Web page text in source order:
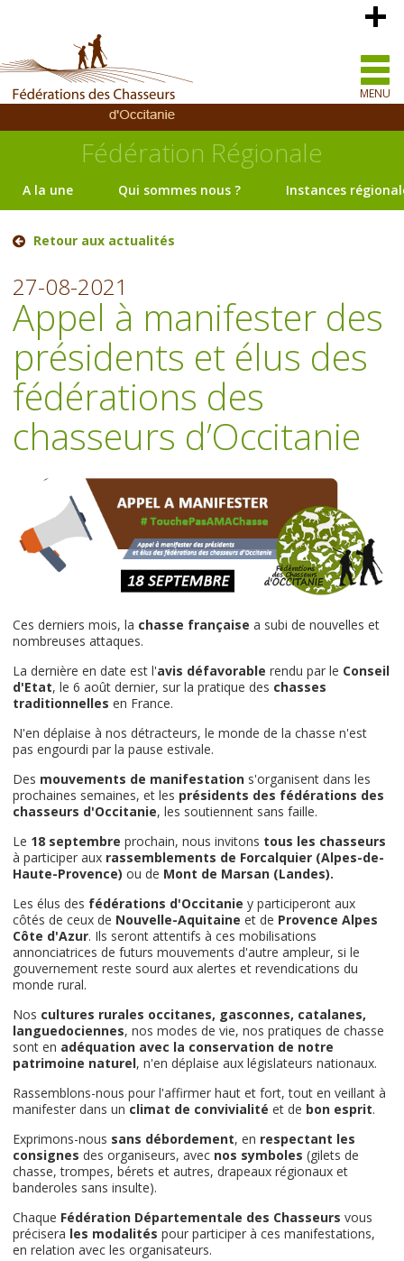
MENU
Fédération Régionale
A la une Qui sommes nous ? Instances
Retour aux actualités
27-08-2021
Appel à manifester des
présidents et élus des
fédérations des
chasseurs d’Occitanie
Ces derniers mois, la chasse française a subi de nouvelles et
nombreuses attaques.
La dernière en date est l'avis défavorable rendu par le Conseil
d'Etat, le 6 août dernier, sur la pratique des chasses
traditionnelles en France.
N'en déplaise à nos détracteurs, le monde de la chasse n'est
pas engourdi par la pause estivale.
Des mouvements de manifestation s'organisent dans les
prochaines semaines, et les présidents des fédérations des
chasseurs d'Occitanie, les soutiennent sans faille.
Le 18 septembre prochain, nous invitons tous les chasseurs
à participer aux rassemblements de Forcalquier (Alpes-de-
Haute-Provence) ou de Mont de Marsan (Landes).
Les élus des fédérations d'Occitanie y participeront aux
côtés de ceux de Nouvelle-Aquitaine et de Provence Alpes
Côte d'Azur. Ils seront attentifs à ces mobilisations
annonciatrices de futurs mouvements d'autre ampleur, si le
gouvernement reste sourd aux alertes et revendications du
monde rural.
Nos cultures rurales occitanes, gasconnes, catalanes,
languedociennes, nos modes de vie, nos pratiques de chasse
sont en adéquation avec la conservation de notre
patrimoine naturel, n'en déplaise aux législateurs nationaux.
Rassemblons-nous pour l'affirmer haut et fort, tout en veillant à
manifester dans un climat de convivialité et de bon esprit.
Exprimons-nous sans débordement, en respectant les
consignes des organiseurs, avec nos symboles (gilets de
chasse, trompes, bérets et autres, drapeaux régionaux et
banderoles sans insulte).
Chaque Fédération Départementale des Chasseurs vous
précisera les modalités pour participer à ces manifestations,
en relation avec les organisateurs.